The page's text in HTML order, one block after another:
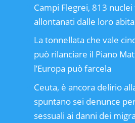
Campi Flegrei, 813
allontanati dalle loro
La tonnellata che vale
può rilanciare il Piano
l’Europa può farcela
Ceuta, è ancora delirio
spuntano sei denunce
sessuali ai danni dei